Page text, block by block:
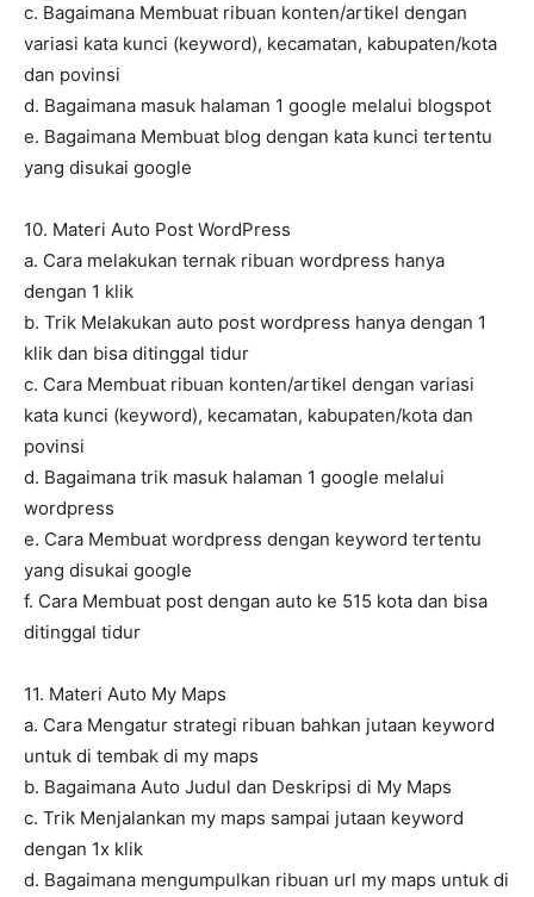
c. Bagaimana Membuat ribuan konten/artikel dengan
variasi kata kunci (keyword), kecamatan, kabupaten/kota
dan povinsi
d. Bagaimana masuk halaman 1 google melalui blogspot
e. Bagaimana Membuat blog dengan kata kunci tertentu
yang disukai google
10. Materi Auto Post WordPress
a. Cara melakukan ternak ribuan wordpress hanya
dengan 1 klik
b. Trik Melakukan auto post wordpress hanya dengan 1
klik dan bisa ditinggal tidur
c. Cara Membuat ribuan konten/artikel dengan variasi
kata kunci (keyword), kecamatan, kabupaten/kota dan
povinsi
d. Bagaimana trik masuk halaman 1 google melalui
wordpress
e. Cara Membuat wordpress dengan keyword tertentu
yang disukai google
f. Cara Membuat post dengan auto ke 515 kota dan bisa
ditinggal tidur
11. Materi Auto My Maps
a. Cara Mengatur strategi ribuan bahkan jutaan keyword
untuk di tembak di my maps
b. Bagaimana Auto Judul dan Deskripsi di My Maps
c. Trik Menjalankan my maps sampai jutaan keyword
dengan 1x klik
d. Bagaimana mengumpulkan ribuan url my maps untuk di